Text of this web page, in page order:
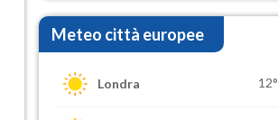
Meteo città europee
Londra 12°